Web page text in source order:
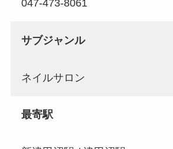
047-473-8061
サブジャンル
ネイルサロン
最寄駅